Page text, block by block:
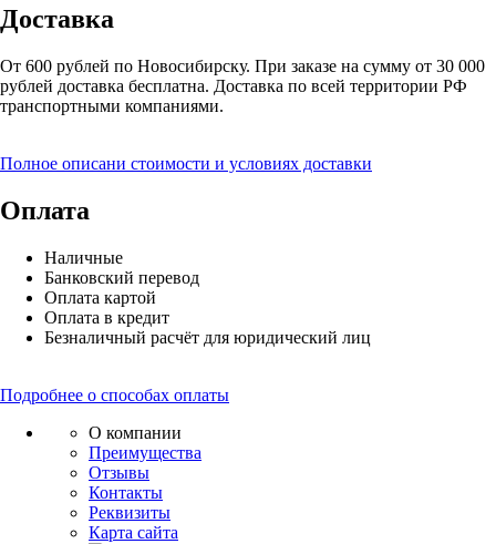
Доставка
От 600 рублей по Новосибирску. При заказе на сумму от 30 000
рублей доставка бесплатна. Доставка по всей территории РФ
транспортными компаниями.
Полное описани стоимости и условиях доставки
Оплата
Наличные
Банковский перевод
Оплата картой
Оплата в кредит
Безналичный расчёт для юридический лиц
Подробнее о способах оплаты
О компании
Преимущества
Отзывы
Контакты
Реквизиты
Карта сайта